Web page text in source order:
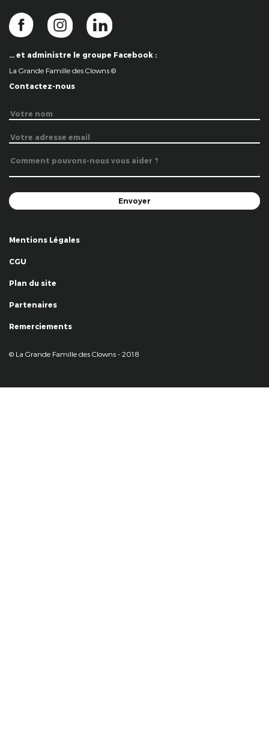
… et administre le groupe Facebook :
La Grande Famille des Clowns ©
Contactez-nous
Mentions Légales
CGU
Plan du site
Partenaires
Remerciements
© La Grande Famille des Clowns - 2018